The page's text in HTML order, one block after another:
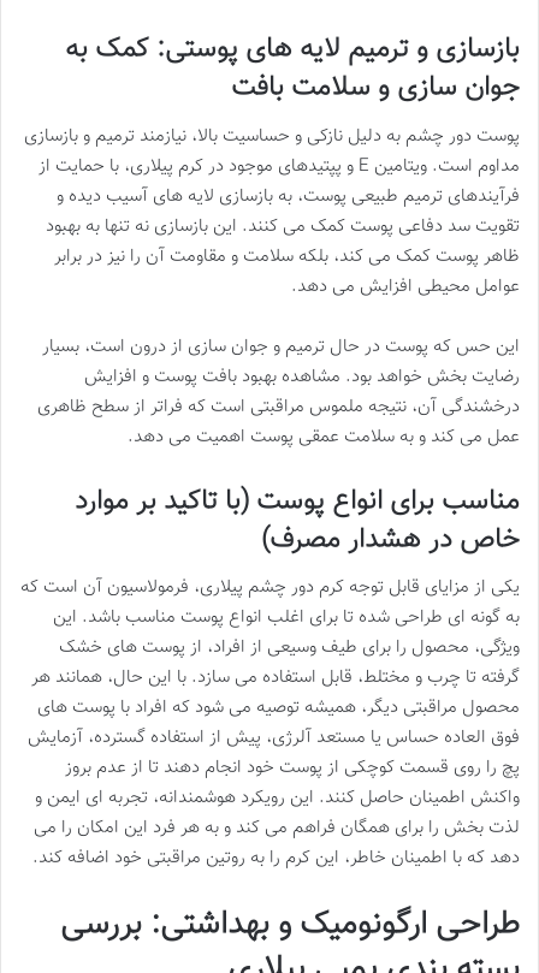
بازسازی و ترمیم لایه های پوستی: کمک به
جوان سازی و سلامت بافت
پوست دور چشم به دلیل نازکی و حساسیت بالا، نیازمند ترمیم و بازسازی
مداوم است. ویتامین E و پپتیدهای موجود در کرم پیلاری، با حمایت از
فرآیندهای ترمیم طبیعی پوست، به بازسازی لایه های آسیب دیده و
تقویت سد دفاعی پوست کمک می کنند. این بازسازی نه تنها به بهبود
ظاهر پوست کمک می کند، بلکه سلامت و مقاومت آن را نیز در برابر
عوامل محیطی افزایش می دهد.
این حس که پوست در حال ترمیم و جوان سازی از درون است، بسیار
رضایت بخش خواهد بود. مشاهده بهبود بافت پوست و افزایش
درخشندگی آن، نتیجه ملموس مراقبتی است که فراتر از سطح ظاهری
عمل می کند و به سلامت عمقی پوست اهمیت می دهد.
مناسب برای انواع پوست (با تاکید بر موارد
خاص در هشدار مصرف)
یکی از مزایای قابل توجه کرم دور چشم پیلاری، فرمولاسیون آن است که
به گونه ای طراحی شده تا برای اغلب انواع پوست مناسب باشد. این
ویژگی، محصول را برای طیف وسیعی از افراد، از پوست های خشک
گرفته تا چرب و مختلط، قابل استفاده می سازد. با این حال، همانند هر
محصول مراقبتی دیگر، همیشه توصیه می شود که افراد با پوست های
فوق العاده حساس یا مستعد آلرژی، پیش از استفاده گسترده، آزمایش
پچ را روی قسمت کوچکی از پوست خود انجام دهند تا از عدم بروز
واکنش اطمینان حاصل کنند. این رویکرد هوشمندانه، تجربه ای ایمن و
لذت بخش را برای همگان فراهم می کند و به هر فرد این امکان را می
دهد که با اطمینان خاطر، این کرم را به روتین مراقبتی خود اضافه کند.
طراحی ارگونومیک و بهداشتی: بررسی